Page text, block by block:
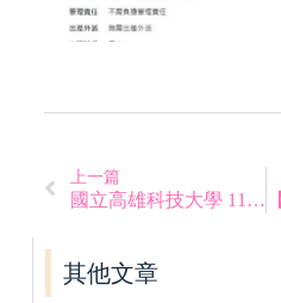
上一篇
國立高雄科技大學 115 學年度第 1 學期開學須知
其他文章